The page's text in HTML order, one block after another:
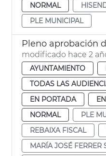
NORMAL
PLE MUNICIPAL
modificado hace 2
AYUNTAMIENTO
TODAS LAS
EN PORTADA
NORMAL
PLE
REBAIXA FISCAL
MARÍA JOSÉ FERRER